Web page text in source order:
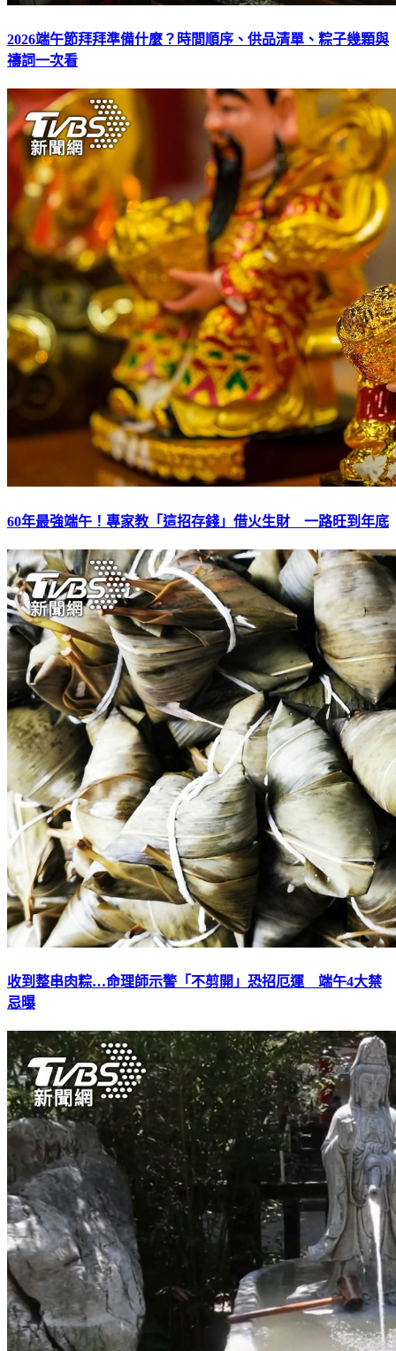
2026端午節拜拜準備什麼？時間順序、供品清單、粽子幾顆與
禱詞一次看
60年最強端午！專家教「這招存錢」借火生財 一路旺到年底
收到整串肉粽…命理師示警「不剪開」恐招厄運 端午4大禁
忌曝